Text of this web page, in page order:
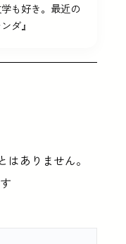
も好き。最近の
ダ』
ありません。